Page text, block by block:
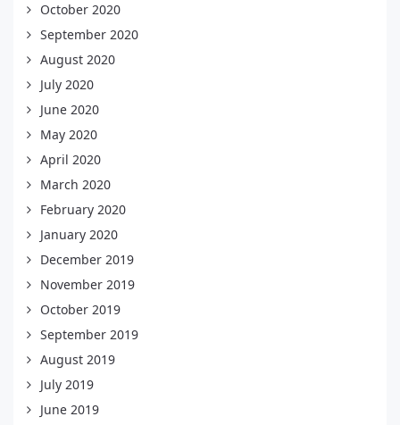
October 2020
September 2020
August 2020
July 2020
June 2020
May 2020
April 2020
March 2020
February 2020
January 2020
December 2019
November 2019
October 2019
September 2019
August 2019
July 2019
June 2019